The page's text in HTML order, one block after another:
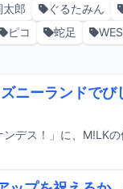
太郎 ぐるたみん
ピコ 蛇足
ニーランドでび